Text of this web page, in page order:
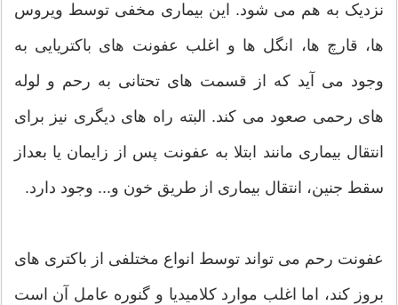
نزدیک به هم می شود. این بیماری مخفی توسط ویروس
ها، قارچ ها، انگل ها و اغلب عفونت های باکتریایی به
وجود می آید که از قسمت های تحتانی به رحم و لوله
های رحمی صعود می کند. البته راه های دیگری نیز برای
انتقال بیماری مانند ابتلا به عفونت پس از زایمان یا بعداز
سقط جنین، انتقال بیماری از طریق خون و... وجود دارد.
عفونت رحم می تواند توسط انواع مختلفی از باکتری های
بروز کند، اما اغلب موارد کلامیدیا و گنوره عامل آن است